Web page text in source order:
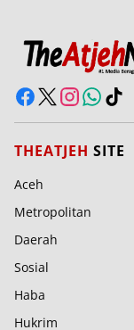
THEATJEH SITE
Aceh
Metropolitan
Daerah
Sosial
Haba
Hukrim